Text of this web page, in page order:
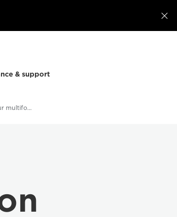

& support
Imprimantes couleur multifonction